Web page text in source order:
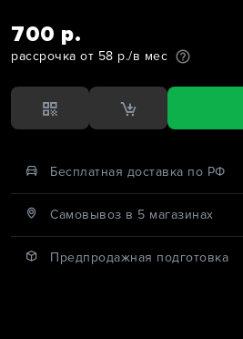
700 р.
рассрочка от 58 р./в мес
Бесплатная доставка по РФ
Cамовывоз в 5 магазинах
Предпродажная подготовка